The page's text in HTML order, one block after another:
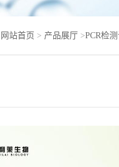
网站首页 > 产品展厅 >PCR检